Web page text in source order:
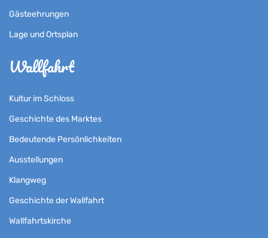
Gästeehrungen
Lage und Ortsplan
Wallfahrt
Kultur im Schloss
Geschichte des Marktes
Bedeutende Persönlichkeiten
Ausstellungen
Klangweg
Geschichte der Wallfahrt
Wallfahrtskirche